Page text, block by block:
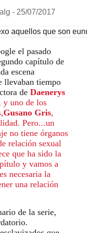
- 25/07/2017
el pasado
capítulo de
escena
llevaban tiempo
de Daenerys
y uno de los
Gusano Gris,
Pero...un
no tiene órganos
relación sexual
que ha sido la
y vamos a
necesaria la
una relación
de la serie,